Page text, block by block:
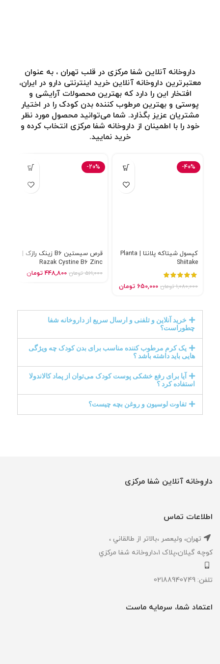
داروخانه آنلاین شفا مرکزی در قلب تهران ، به عنوان
معتبرترین داروخانه آنلاین خرید اینترنتی دارو در ایران،
افتخار این را دارد که بهترین محصولات آرایشی و
پوستی و بهترین مرطوب کننده بدن کودک را در اختیار
مشتریان عزیز بگذارد. شما می‌توانید محصول مورد نظر
خود را با اطمینان از داروخانه شفا مرکزی انتخاب کرده و
خرید نمایید.
-40%
کپسول شیتاکه پلانتا | Planta
Shiitake
1,080,000 تومان 650,000 تومان
-20%
قرص سیستین B6 زینک رازک |
Razak Cystine B6 Zinc
561,000 تومان 448,800 تومان
خرید آنلاین و تلفنی و ارسال سریع از داروخانه شفا
چطوراست؟
یک کرم مرطوب کننده مناسب برای بدن کودک چه ویژگی
هایی باید داشته باشد ؟
آیا برای رفع خشکی پوست کودک می‌توان از پماد کالاندولا
استفاده کرد ؟
تفاوت لوسیون و روغن بچه چیست؟
داروخانه آنلاین شفا مرکزی
اطلاعات تماس
تهران، ‎وليعصر ،بالاتر از طالقاني ،
كوچه گيلان،پلاک ۱،داروخانه شفا مركزي
تلفن: 02188940749
اعتماد شما، سرمایه ماست